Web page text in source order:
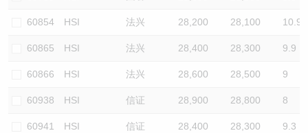
60854 HSI 法兴 28,200 28,100 10.9
60865 HSI 法兴 28,400 28,300 9.9
60866 HSI 法兴 28,600 28,500 9
60938 HSI 信证 28,900 28,800 8
60941 HSI 信证 28,400 28,300 9.3